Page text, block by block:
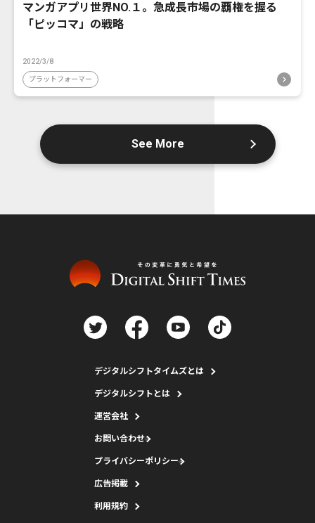
マンガアプリ世界NO.１。急成長市場の覇権を握る
「ピッコマ」の戦略
2022/3/8
プラットフォーマー
See More
デジタルシフトタイムズとは
デジタルシフトとは
運営会社
お問い合わせ
プライバシーポリシー
広告掲載
利用規約